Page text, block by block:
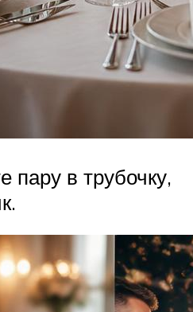
пару в трубочку,